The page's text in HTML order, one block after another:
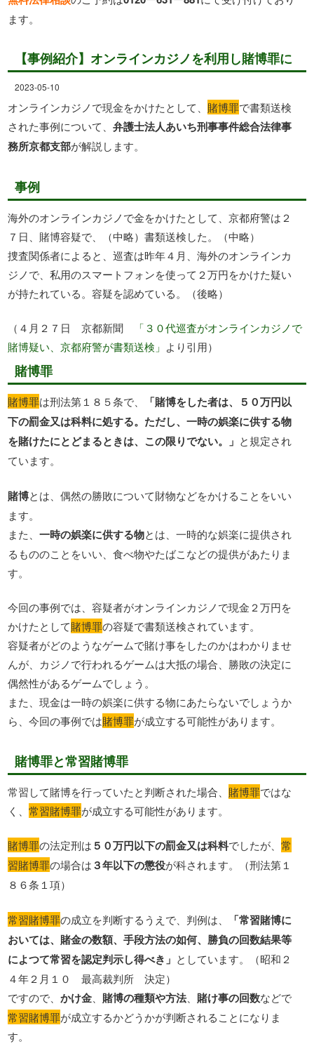
ます。
【事例紹介】オンラインカジノを利用し賭博罪に
2023-05-10
オンラインカジノで現金をかけたとして、 賭博罪で書類送検
された事例について、弁護士法人あいち刑事事件総合法律事
務所京都支部が解説します。
事例
海外のオンラインカジノで金をかけたとして、京都府警は２
７日、賭博容疑で、（中略）書類送検した。（中略）
捜査関係者によると、巡査は昨年４月、海外のオンラインカ
ジノで、私用のスマートフォンを使って２万円をかけた疑い
が持たれている。容疑を認めている。（後略）
（４月２７日 京都新聞
「３０代巡査がオンラインカジノで
賭博疑い、京都府警が書類送検」 より引用）
賭博罪
賭博罪は刑法第１８５条で、
「賭博をした者は、５０万円以
下の罰金又は科料に処する。ただし、一時の娯楽に供する物
を賭けたにとどまるときは、この限りでない。」 と規定され
ています。
賭博とは、偶然の勝敗について財物などをかけることをいい
ます。
また、一時の娯楽に供する物とは、一時的な娯楽に提供され
るもののことをいい、食べ物やたばこなどの提供があたりま
す。
今回の事例では、容疑者がオンラインカジノで現金２万円を
かけたとして賭博罪の容疑で書類送検されています。
容疑者がどのようなゲームで賭け事をしたのかはわかりませ
んが、カジノで行われるゲームは大抵の場合、勝敗の決定に
偶然性があるゲームでしょう。
また、現金は一時の娯楽に供する物にあたらないでしょうか
ら、今回の事例では賭博罪が成立する可能性があります。
賭博罪と常習賭博罪
常習して賭博を行っていたと判断された場合、 賭博罪ではな
く、常習賭博罪が成立する可能性があります。
賭博罪の法定刑は５０万円以下の罰金又は科料でしたが、常
習賭博罪の場合は３年以下の懲役が科されます。（刑法第１
８６条１項）
常習賭博罪の成立を判断するうえで、判例は、
「常習賭博に
おいては、賭金の数額、手段方法の如何、勝負の回数結果等
によつて常習を認定判示し得べき」 としています。（昭和２
４年２月１０ 最高裁判所 決定）
ですので、かけ金 賭博の種類や方法、 賭け事の回数などで
常習賭博罪が成立するかどうかが判断されることになりま
す。